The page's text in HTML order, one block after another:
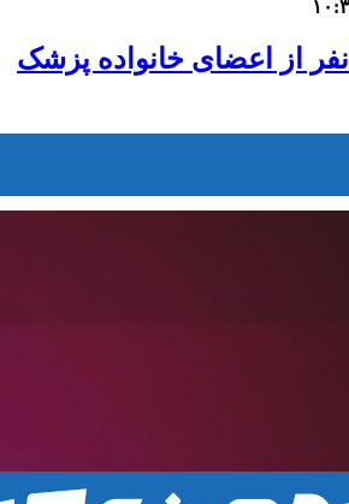
جزئیات مرگ ۲ نفر از اعضای خانواده پزشک